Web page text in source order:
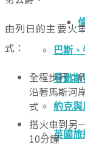
巴斯
曼徹斯
約克與
英國旅
由列日的主要火
式：
全程步行：
沿著馬斯河
式
搭火車到另
10分鐘